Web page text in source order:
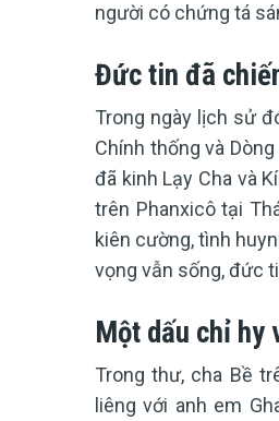
người có chứng tá
Đức tin đã
Trong ngày lịch sử
Chính thống và
đã kinh Lạy Cha và
trên Phanxicô tại
kiên cường, tình
vọng vẫn sống, đức
Một dấu chỉ hy
Trong thư, cha Bề
liêng với anh em